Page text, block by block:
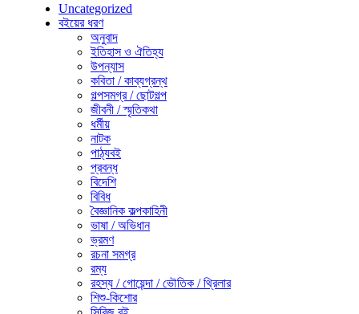
Uncategorized
বইয়ের ধরণ
অনুবাদ
ইতিহাস ও ঐতিহ্য
উপন্যাস
কবিতা / কাব্যগ্রন্থ
গল্পসমগ্র / ছোটগল্প
জীবনী / স্মৃতিকথা
ধর্মীয়
নাটক
পাঠ্যবই
প্রবন্ধ
বিদেশি
বিবিধ
বৈজ্ঞানিক কল্পকাহিনী
ভাষা / অভিধান
ভ্রমণ
রচনা সমগ্র
রম্য
রহস্য / গোয়েন্দা / ভৌতিক / থ্রিলার
শিশু-কিশোর